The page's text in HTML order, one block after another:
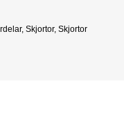
, Skjortor, Skjortor